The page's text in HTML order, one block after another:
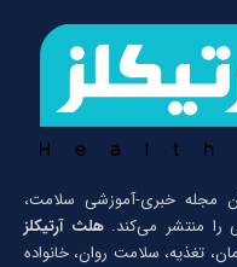
به عنوان مجله خبری-آموزشی سلامت،
را منتشر می‌کند.هلث آرتیکلز
تغذیه، سلامت روان، خانواده